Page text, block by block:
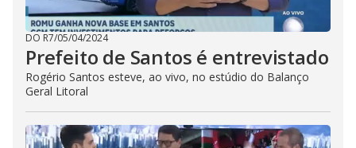
DO R7/05/04/2024
Prefeito de Santos é entrevistado
Rogério Santos esteve, ao vivo, no estúdio do Balanço
Geral Litoral